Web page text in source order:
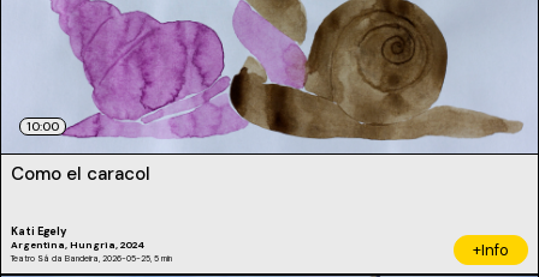
10:00
Como el caracol
Kati Egely
Argentina, Hungria, 2024
Teatro Sá da Bandeira, 2026-05-25, 5 min +Info